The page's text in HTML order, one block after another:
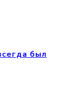
был